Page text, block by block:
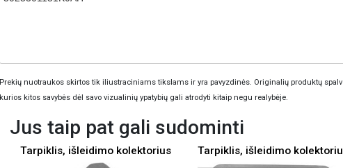
Prekių nuotraukos skirtos tik iliustraciniams tikslams ir yra pavyzdinės. Originalių produktų
kurios kitos savybės dėl savo vizualinių ypatybių gali atrodyti kitaip negu realybėje.
Jus taip pat gali sudominti
Tarpiklis, išleidimo kolektorius Tarpiklis, išleidimo